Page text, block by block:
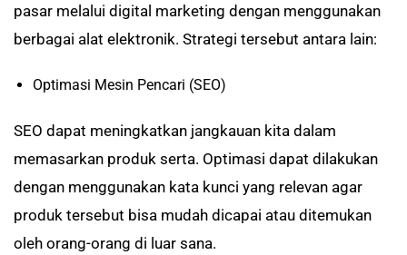
pasar melalui digital marketing dengan menggunakan
berbagai alat elektronik. Strategi tersebut antara lain:
Optimasi Mesin Pencari (SEO)
SEO dapat meningkatkan jangkauan kita dalam
memasarkan produk serta. Optimasi dapat dilakukan
dengan menggunakan kata kunci yang relevan agar
produk tersebut bisa mudah dicapai atau ditemukan
oleh orang-orang di luar sana.